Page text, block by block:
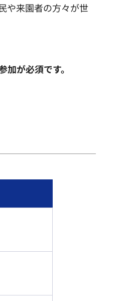
や来園者の方々が世
が必須です。